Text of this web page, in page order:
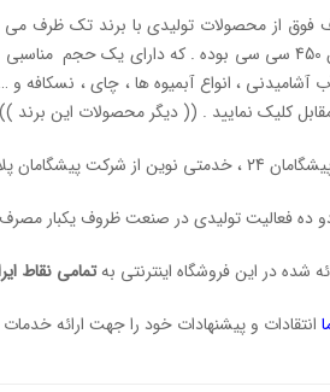
ظرفیت حجمی آن 450 سی سی بوده . که دارای
کلیک نمایید . (( دیگر محصولات این برند ))
پلاستیک خراسان می باشد .
ده فعالیت تولیدی در صنعت ظروف یکبار
شده در این فروشگاه اینترنتی بهتمامی نقاط
انتقادات و پیشنهادات خود را جهت ارائه خدمات